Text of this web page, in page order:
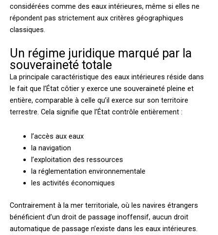
considérées comme des eaux intérieures, même si elles ne
répondent pas strictement aux critères géographiques
classiques.
Un régime juridique marqué par la
souveraineté totale
La principale caractéristique des eaux intérieures réside dans
le fait que l’État côtier y exerce une souveraineté pleine et
entière, comparable à celle qu’il exerce sur son territoire
terrestre. Cela signifie que l’État contrôle entièrement :
l’accès aux eaux
la navigation
l’exploitation des ressources
la réglementation environnementale
les activités économiques
Contrairement à la mer territoriale, où les navires étrangers
bénéficient d’un droit de passage inoffensif, aucun droit
automatique de passage n’existe dans les eaux intérieures.